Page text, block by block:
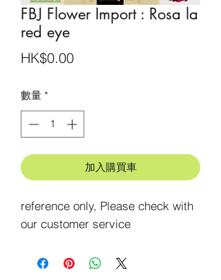
FBJ Flower Import : Rosa la
red eye
HK$0.00價
數量 *
加入購買車
reference only, Please check with
our customer service